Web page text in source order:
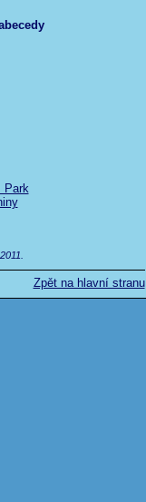
Park
Zpět na hlavní stranu